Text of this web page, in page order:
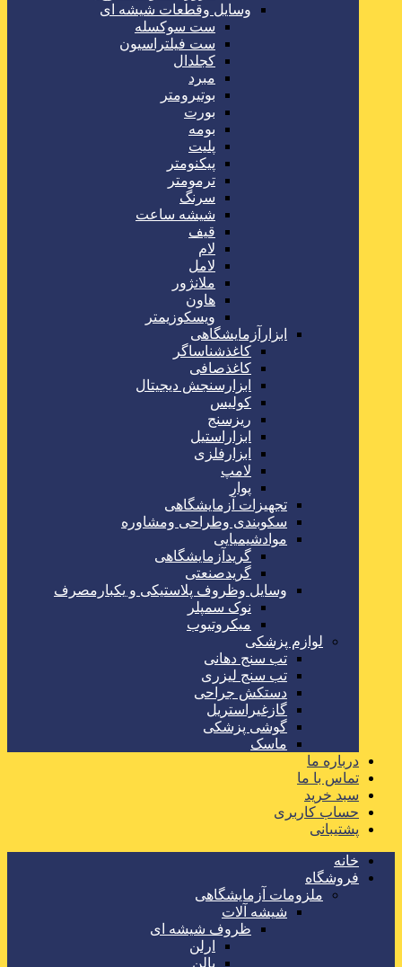
وسایل وقطعات شیشه ای
ست سوکسله
ست فیلتراسیون
کجلدال
مبرد
بوتیرومتر
بورت
بومه
پلیت
پیکنومتر
ترمومتر
سرنگ
شیشه ساعت
قیف
لام
لامل
ملانژور
هاون
ویسکوزیمتر
ابزارآزمایشگاهی
کاغذشناساگر
کاغذصافی
ابزارسنجش دیجیتال
کولیس
ریزسنج
ابزاراستیل
ابزارفلزی
لامپ
پوار
تجهیزات آزمایشگاهی
سکوبندی وطراحی ومشاوره
موادشیمیایی
گریدآزمایشگاهی
گریدصنعتی
وسایل وظروف پلاستیکی و یکبارمصرف
نوک سمپلر
میکروتیوب
لوازم پزشکی
تب سنج دهانی
تب سنج لیزری
دستکش جراحی
گازغیراستریل
گوشی پزشکی
ماسک
درباره ما
تماس با ما
سبد خرید
حساب کاربری
پشتیبانی
خانه
فروشگاه
ملزومات آزمایشگاهی
شیشه آلات
ظروف شیشه ای
ارلن
بالن